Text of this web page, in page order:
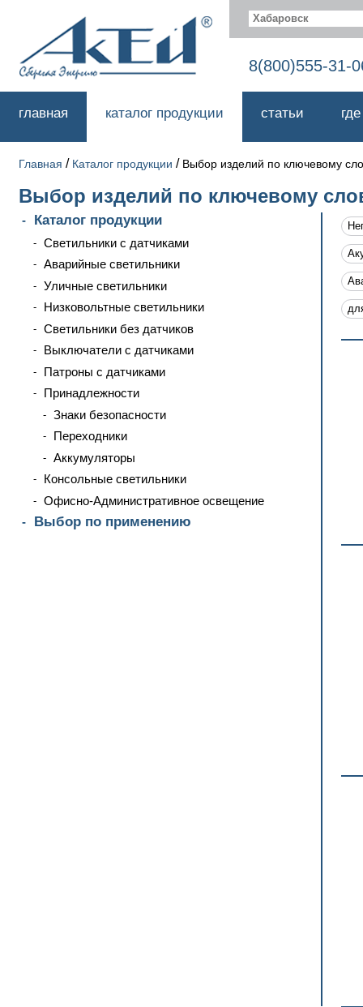
Хабаровск
8(800)555-31-
главная каталог продукции статьи
Главная / Каталог продукции / Выбор изделий по ключевому
Выбор изделий по ключевому
Каталог продукции
Светильники с датчиками
Аварийные светильники
Уличные светильники
Низковольтные светильники
Светильники без датчиков
Выключатели с датчиками
Патроны с датчиками
Принадлежности
Знаки безопасности
Переходники
Аккумуляторы
Консольные светильники
Офисно-Административное освещение
Выбор по применению